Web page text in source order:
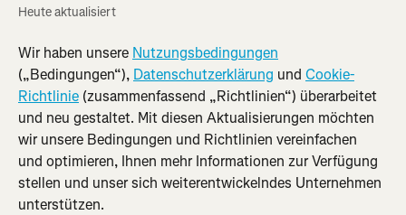
Heute aktualisiert
Wir haben unsere Nutzungsbedingungen
(„Bedingungen“), Datenschutzerklärung und Cookie-
Richtlinie (zusammenfassend „Richtlinien“) überarbeitet
und neu gestaltet. Mit diesen Aktualisierungen möchten
wir unsere Bedingungen und Richtlinien vereinfachen
und optimieren, Ihnen mehr Informationen zur Verfügung
stellen und unser sich weiterentwickelndes Unternehmen
unterstützen.